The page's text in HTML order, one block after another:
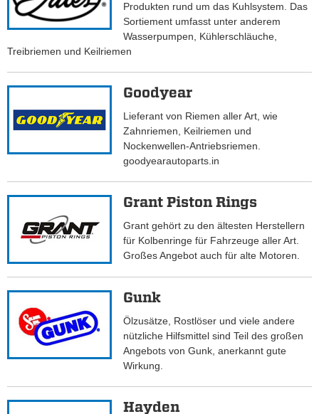
Produkten rund um das Kuhlsystem. Das
Sortiement umfasst unter anderem
Wasserpumpen, Kühlerschläuche,
Treibriemen und Keilriemen
Goodyear
Lieferant von Riemen aller Art, wie
Zahnriemen, Keilriemen und
Nockenwellen-Antriebsriemen.
goodyearautoparts.in
Grant Piston Rings
Grant gehört zu den ältesten Herstellern
für Kolbenringe für Fahrzeuge aller Art.
Großes Angebot auch für alte Motoren.
Gunk
Ölzusätze, Rostlöser und viele andere
nützliche Hilfsmittel sind Teil des großen
Angebots von Gunk, anerkannt gute
Wirkung.
Hayden